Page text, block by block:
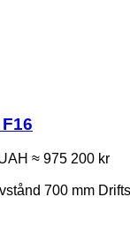
≈ 975 200 kr
700 mm